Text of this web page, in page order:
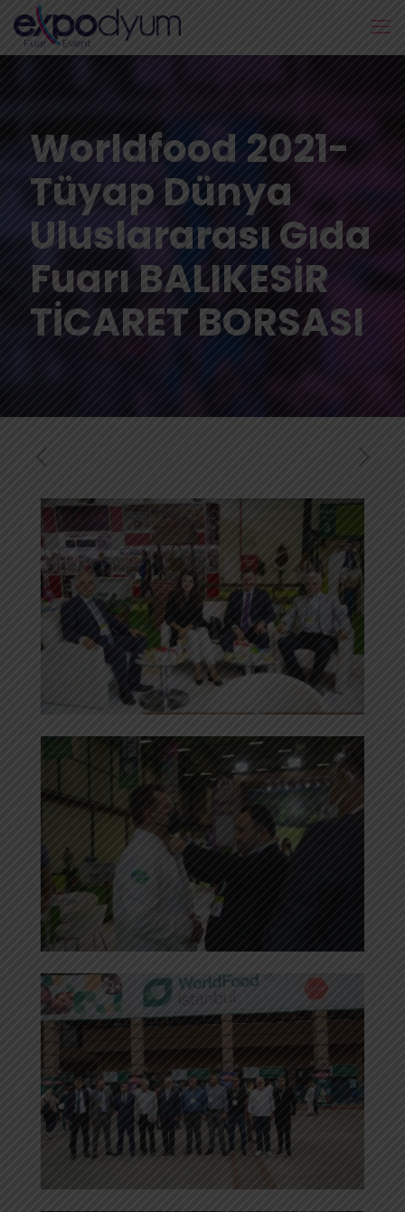
Worldfood 2021-
Tüyap Dünya
Uluslararası Gıda
Fuarı BALIKESİR
TİCARET BORSASI